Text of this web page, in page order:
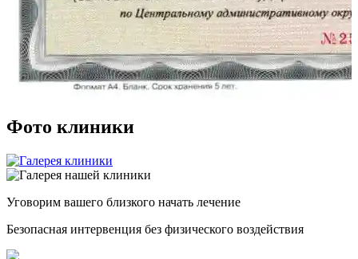
Фото клиники
Уговорим вашего близкого начать лечение
Безопасная интервенция без физического воздействия